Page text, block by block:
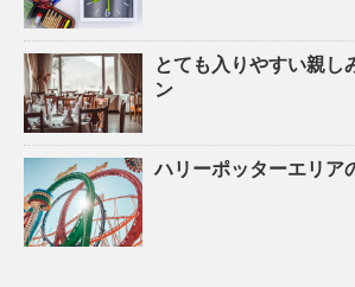
とても入りやすい親し
ン
ハリーポッターエリア